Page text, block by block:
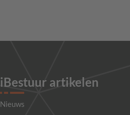
iBestuur artikelen
Nieuws